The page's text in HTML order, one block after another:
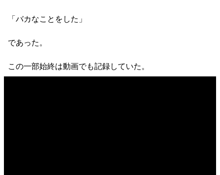
「バカなことをした」
であった。
この一部始終は動画でも記録していた。